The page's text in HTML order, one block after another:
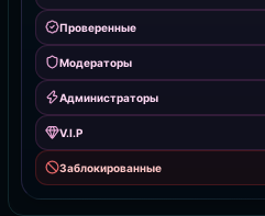
Проверенные
Модераторы
Администраторы
V.I.P
Заблокированные